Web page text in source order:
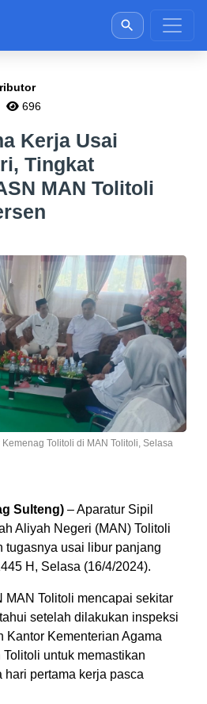
696
Kerja Usai
Tingkat
MAN Tolitoli
Tolitoli di MAN Tolitoli, Selasa
Sulteng) – Aparatur Sipil
Aliyah Negeri (MAN) Tolitoli
tugasnya usai libur panjang
H, Selasa (16/4/2024).
MAN Tolitoli mencapai sekitar
setelah dilakukan inspeksi
Kantor Kementerian Agama
untuk memastikan
pertama kerja pasca